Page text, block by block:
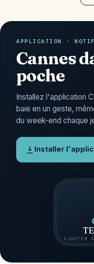
APPLICATION ·
Cannes
poche
Installez l'application
baie en un geste,
du week-end chaque
Installer
AJOUTER